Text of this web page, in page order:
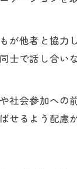
他者と協力
で話し合い
社会参加への
るよう配慮